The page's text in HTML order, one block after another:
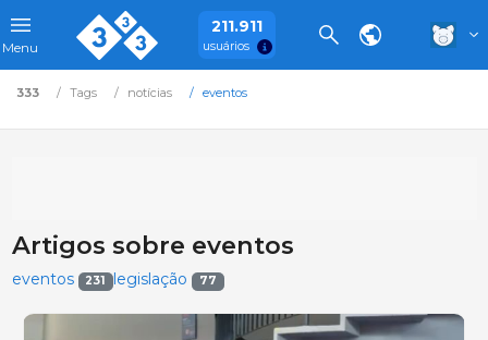
Menu
211.911
usuários
333 Tags notícias eventos
Artigos sobre eventos
eventos 231 legislação 77